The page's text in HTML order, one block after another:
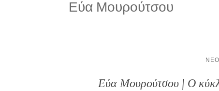
Εύα Μουρούτσου
Εύα Μουρούτσου | Ο